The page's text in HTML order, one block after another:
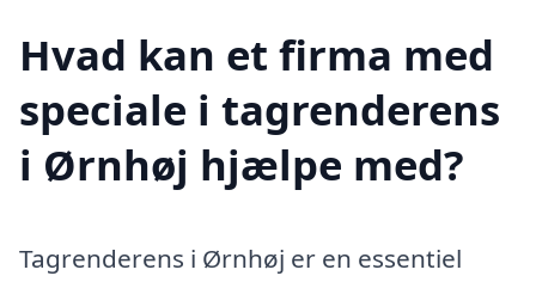
Hvad kan et firma med
speciale i tagrenderens
i Ørnhøj hjælpe med?
Tagrenderens i Ørnhøj er en essentiel